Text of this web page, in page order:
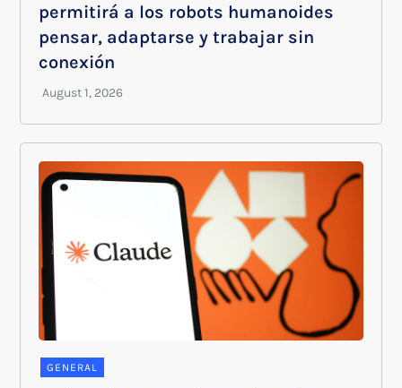
permitirá a los robots humanoides
pensar, adaptarse y trabajar sin
conexión
GENERAL